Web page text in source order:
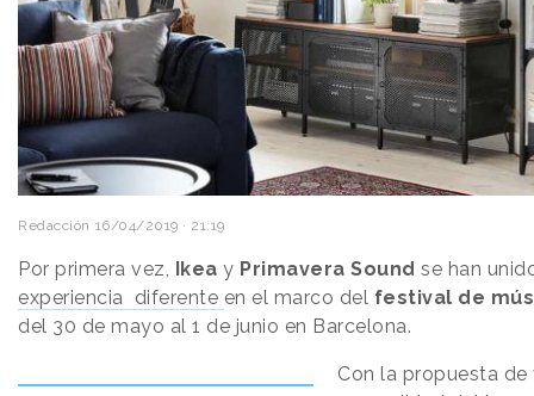
Redacción 16/04/2019 · 21:19
Por primera vez, Ikea y Primavera Sound se han
experiencia diferente en el marco del festival de
del 30 de mayo al 1 de junio en Barcelona.
Con la propuesta